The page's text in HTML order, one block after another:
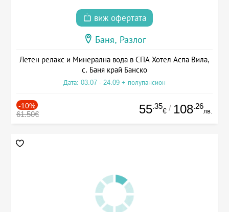
виж офертата
Баня, Разлог
Летен релакс и Минерална вода в СПА Хотел Аспа Вила,
с. Баня край Банско
Дата: 03.07 - 24.09 + полупансион
-10%
61.50€ 55.35
€ / 108.26
лв.